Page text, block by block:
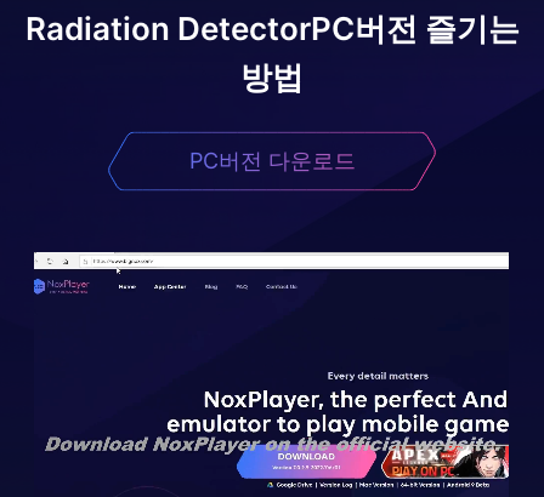
Radiation DetectorPC버전 즐기는
방법
PC버전 다운로드